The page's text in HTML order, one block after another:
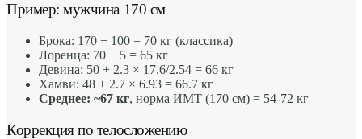
Пример: мужчина 170 см
Брока: 170 − 100 = 70 кг (классика)
Лоренца: 70 − 5 = 65 кг
Девина: 50 + 2.3 × 17.6/2.54 = 66 кг
Хамви: 48 + 2.7 × 6.93 = 66.7 кг
Среднее: ~67 кг, норма ИМТ (170 см) = 54-72 кг
Коррекция по телосложению